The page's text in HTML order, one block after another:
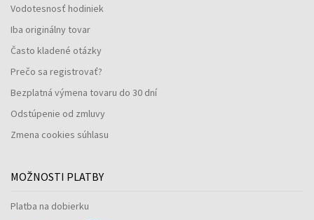
Vodotesnosť hodiniek
Iba originálny tovar
Často kladené otázky
Prečo sa registrovať?
Bezplatná výmena tovaru do 30 dní
Odstúpenie od zmluvy
Zmena cookies súhlasu
MOŽNOSTI PLATBY
Platba na dobierku